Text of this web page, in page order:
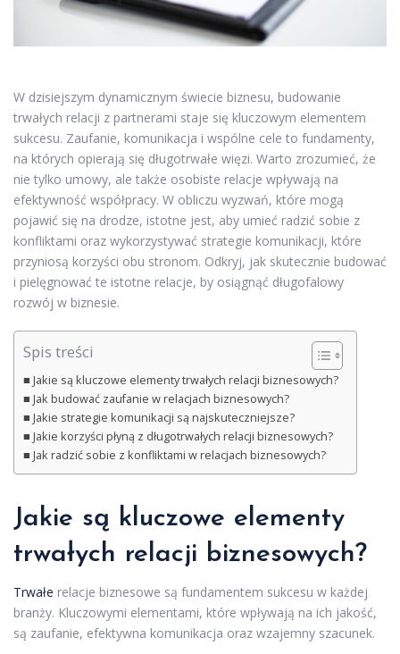
W dzisiejszym dynamicznym świecie biznesu, budowanie
trwałych relacji z partnerami staje się kluczowym elementem
sukcesu. Zaufanie, komunikacja i wspólne cele to fundamenty,
na których opierają się długotrwałe więzi. Warto zrozumieć, że
nie tylko umowy, ale także osobiste relacje wpływają na
efektywność współpracy. W obliczu wyzwań, które mogą
pojawić się na drodze, istotne jest, aby umieć radzić sobie z
konfliktami oraz wykorzystywać strategie komunikacji, które
przyniosą korzyści obu stronom. Odkryj, jak skutecznie budować
i pielęgnować te istotne relacje, by osiągnąć długofalowy
rozwój w biznesie.
Spis treści
Jakie są kluczowe elementy trwałych relacji biznesowych?
Jak budować zaufanie w relacjach biznesowych?
Jakie strategie komunikacji są najskuteczniejsze?
Jakie korzyści płyną z długotrwałych relacji biznesowych?
Jak radzić sobie z konfliktami w relacjach biznesowych?
Jakie są kluczowe elementy
trwałych relacji biznesowych?
Trwałe relacje biznesowe są fundamentem sukcesu w każdej
branży. Kluczowymi elementami, które wpływają na ich jakość,
są zaufanie, efektywna komunikacja oraz wzajemny szacunek.